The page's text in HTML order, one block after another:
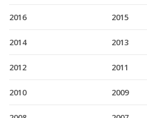
2016 2015
2014 2013
2012 2011
2010 2009